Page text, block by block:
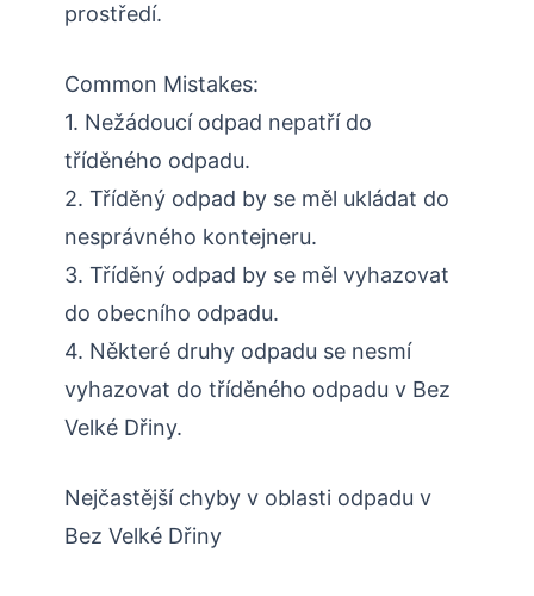
prostředí.
Common Mistakes:
1. Nežádoucí odpad nepatří do
tříděného odpadu.
2. Tříděný odpad by se měl ukládat do
nesprávného kontejneru.
3. Tříděný odpad by se měl vyhazovat
do obecního odpadu.
4. Některé druhy odpadu se nesmí
vyhazovat do tříděného odpadu v Bez
Velké Dřiny.
Nejčastější chyby v oblasti odpadu v
Bez Velké Dřiny